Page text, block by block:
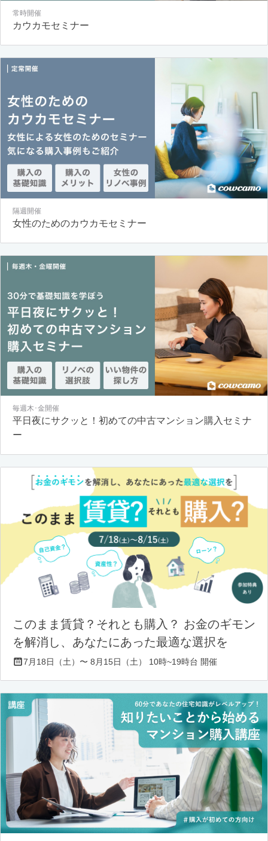
常時開催
カウカモセミナー
隔週開催
女性のためのカウカモセミナー
毎週木･金開催
平日夜にサクッと！初めての中古マンション購入セミナ
ー
このまま賃貸？それとも購入？ お金のギモン
を解消し、あなたにあった最適な選択を
7月18日（土）〜 8月15日（土） 10時~19時台 開催